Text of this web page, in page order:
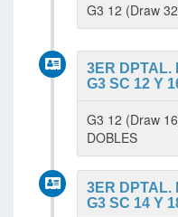
G3 12 (Draw
3ER DPTAL.
G3 SC 12 Y
G3 12 (Draw
DOBLES
3ER DPTAL.
G3 SC 14 Y